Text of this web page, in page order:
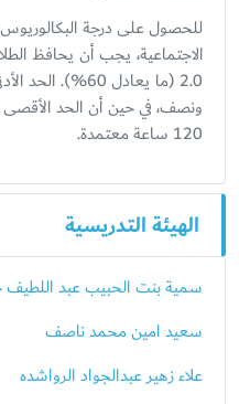
للحصول على درجة البكالوريوس
الاجتماعية، يجب أن يحافظ
2.0 (ما يعادل
ونصف، في حين أن الحد
120 ساعة معتمدة.
الهيئة التدريسية
سمية بنت الحبيب عبد
سعيد امين محمد ناصف
علاء زهير عبدالجواد الرواشده